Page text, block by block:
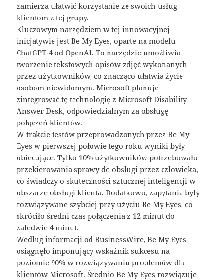
zamierza ułatwić korzystanie ze swoich usług
klientom z tej grupy.
Kluczowym narzędziem w tej innowacyjnej
inicjatywie jest Be My Eyes, oparte na modelu
ChatGPT-4 od OpenAI. To narzędzie umożliwia
tworzenie tekstowych opisów zdjęć wykonanych
przez użytkowników, co znacząco ułatwia życie
osobom niewidomym. Microsoft planuje
zintegrować tę technologię z Microsoft Disability
Answer Desk, odpowiedzialnym za obsługę
połączeń klientów.
W trakcie testów przeprowadzonych przez Be My
Eyes w pierwszej połowie tego roku wyniki były
obiecujące. Tylko 10% użytkowników potrzebowało
przekierowania sprawy do obsługi przez człowieka,
co świadczy o skuteczności sztucznej inteligencji w
obszarze obsługi klienta. Dodatkowo, zapytania były
rozwiązywane szybciej przy użyciu Be My Eyes, co
skróciło średni czas połączenia z 12 minut do
zaledwie 4 minut.
Według informacji od BusinessWire, Be My Eyes
osiągnęło imponujący wskaźnik sukcesu na
poziomie 90% w rozwiązywaniu problemów dla
klientów Microsoft. Średnio Be My Eyes rozwiązuje